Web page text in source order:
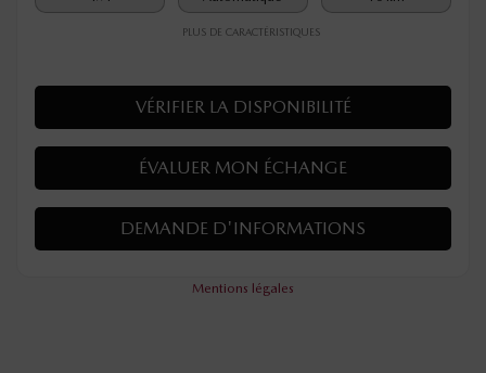
PLUS DE CARACTÉRISTIQUES
VÉRIFIER LA DISPONIBILITÉ
ÉVALUER MON ÉCHANGE
DEMANDE D'INFORMATIONS
Mentions légales